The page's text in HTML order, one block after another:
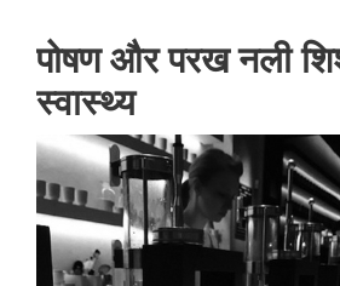
पोषण और परख नली
स्वास्थ्य